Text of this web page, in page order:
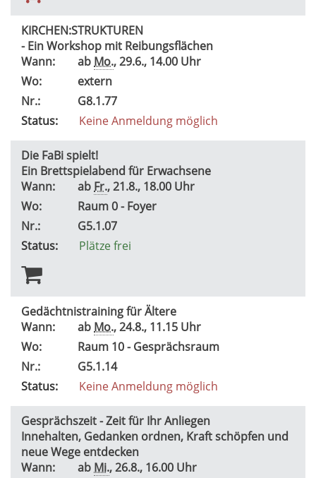
KIRCHEN:STRUKTUREN
- Ein Workshop mit Reibungsflächen
Wann:
ab Mo., 29.6., 14.00 Uhr
Wo:
extern
Nr.:
G8.1.77
Status:
Keine Anmeldung möglich
Die FaBi spielt!
Ein Brettspielabend für Erwachsene
Wann:
ab Fr., 21.8., 18.00 Uhr
Wo:
Raum 0 - Foyer
Nr.:
G5.1.07
Status:
Plätze frei
Gedächtnistraining für Ältere
Wann:
ab Mo., 24.8., 11.15 Uhr
Wo:
Raum 10 - Gesprächsraum
Nr.:
G5.1.14
Status:
Keine Anmeldung möglich
Gesprächszeit - Zeit für Ihr Anliegen
Innehalten, Gedanken ordnen, Kraft schöpfen und
neue Wege entdecken
Wann:
ab Mi., 26.8., 16.00 Uhr